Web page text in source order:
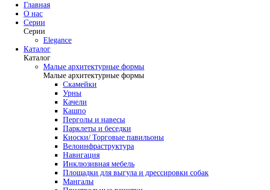
Главная
О нас
Серии
Серии
Elegance
Каталог
Каталог
Малые архитектурные формы
Малые архитектурные формы
Скамейки
Урны
Качели
Кашпо
Перголы и навесы
Парклеты и беседки
Киоски/ Торговые павильоны
Велоинфраструктура
Навигация
Инклюзивная мебель
Площадки для выгула и дрессировки собак
Мангалы